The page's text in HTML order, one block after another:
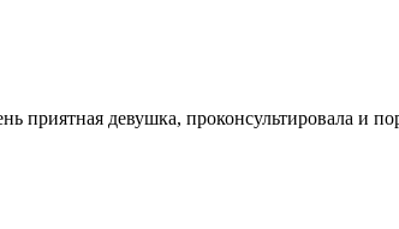
девушка, проконсультировала и